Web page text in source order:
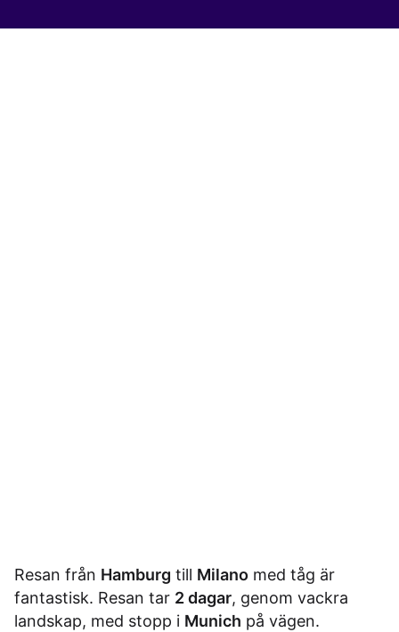
Resan från Hamburg till Milano med tåg är
fantastisk. Resan tar 2 dagar, genom vackra
landskap, med stopp i Munich på vägen.